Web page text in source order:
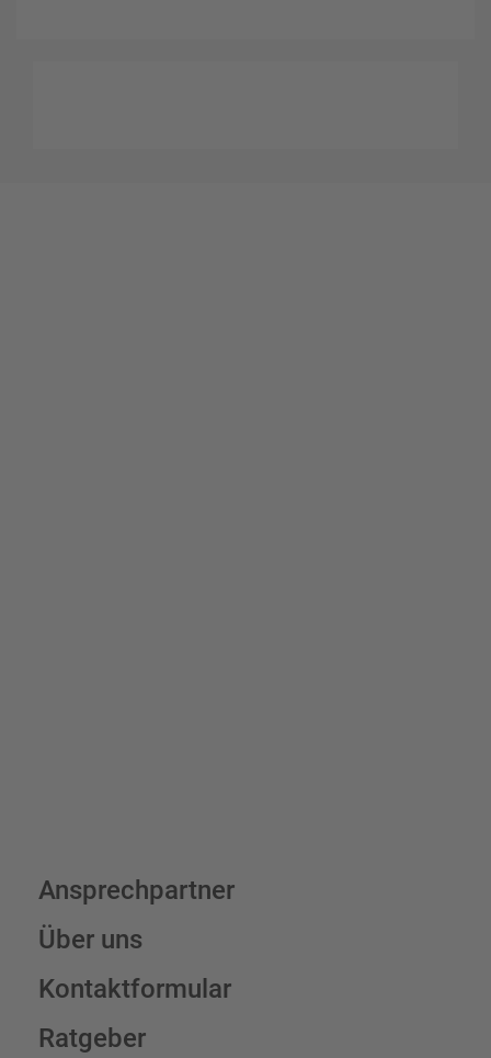
Ansprechpartner
Über uns
Kontaktformular
Ratgeber